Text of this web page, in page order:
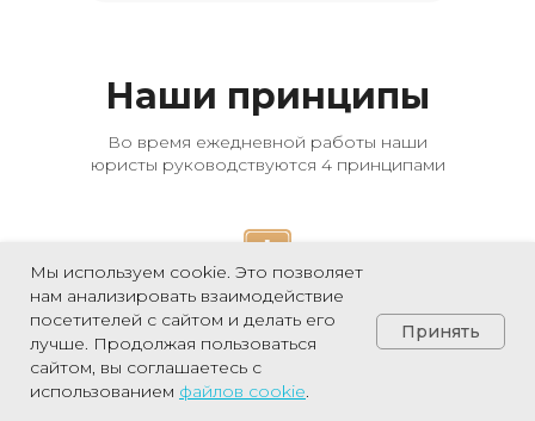
Наши принципы
Во время ежедневной работы наши
юристы руководствуются 4 принципами
Сделаем всё, от нас
зависящее, для достижения
положительного результата
Позвонить
Мы используем cookie. Это позволяет
нам анализировать взаимодействие
посетителей с сайтом и делать его
лучше. Продолжая пользоваться
сайтом, вы соглашаетесь с
использованием файлов cookie.
Принять